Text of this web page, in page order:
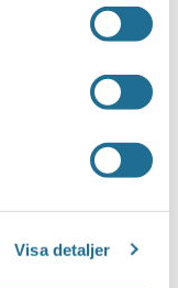
Visa detaljer
for any
by Google